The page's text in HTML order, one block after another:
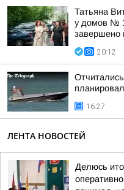
Татьяна
у домов №
завершено
20:12
16:27
ЛЕНТА НОВОСТЕЙ
Делюсь